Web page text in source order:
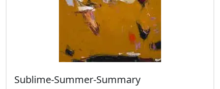
Vanessa
Elisabetta
Sublime-Summer-Summary